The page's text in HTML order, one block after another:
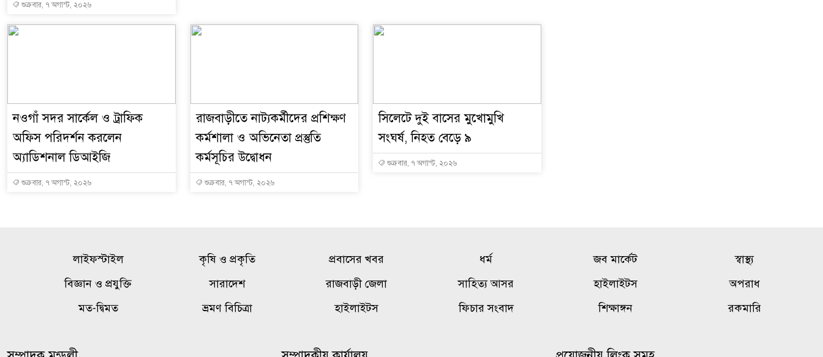
শুক্রবার, ৭ অগাস্ট, ২০২৬
নওগাঁ সদর সার্কেল ও ট্রাফিক
অফিস পরিদর্শন করলেন
অ্যাডিশনাল ডিআইজি
শুক্রবার, ৭ অগাস্ট, ২০২৬
রাজবাড়ীতে নাট্যকর্মীদের প্রশিক্ষণ
কর্মশালা ও অভিনেতা প্রস্তুতি
কর্মসূচির উদ্বোধন
শুক্রবার, ৭ অগাস্ট, ২০২৬
সিলেটে দুই বাসের মুখোমুখি
সংঘর্ষ, নিহত বেড়ে ৯
শুক্রবার, ৭ অগাস্ট, ২০২৬
লাইফস্টাইল কৃষি ও প্রকৃতি প্রবাসের খবর ধর্ম জব মার্কেট
স্বাস্থ্য
বিজ্ঞান ও প্রযুক্তি
সারাদেশ রাজবাড়ী জেলা সাহিত্য আসর হাইলাইটস
অপরাধ
মত-দ্বিমত
ভ্রমণ বিচিত্রা হাইলাইটস ফিচার সংবাদ শিক্ষাঙ্গন রকমারি